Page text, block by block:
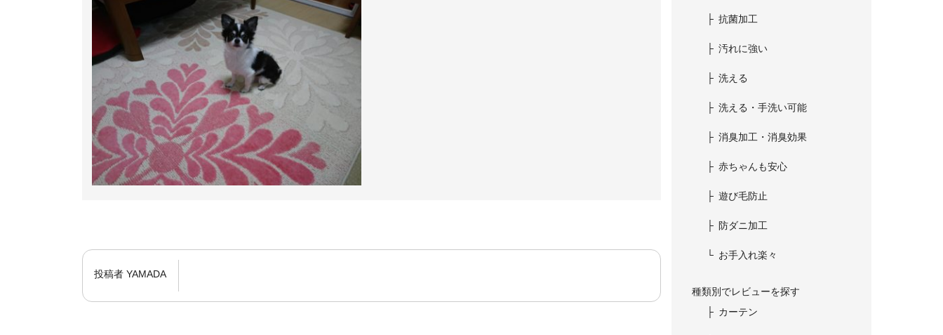
投稿者 YAMADA
抗菌加工
汚れに強い
洗える
洗える・手洗い可能
消臭加工・消臭効果
赤ちゃんも安心
遊び毛防止
防ダニ加工
お手入れ楽々
種類別でレビューを探す
カーテン